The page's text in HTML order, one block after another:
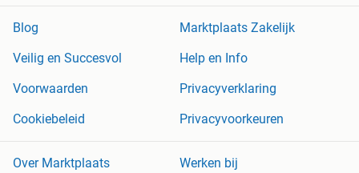
Blog
Marktplaats Zakelijk
Veilig en Succesvol
Help en Info
Voorwaarden
Privacyverklaring
Cookiebeleid
Privacyvoorkeuren
Over Marktplaats
Werken bij